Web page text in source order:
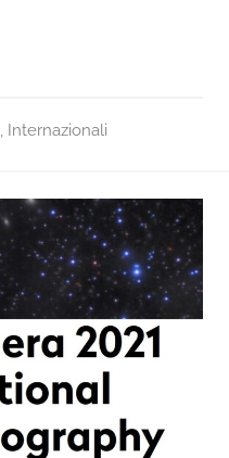
, Internazionali